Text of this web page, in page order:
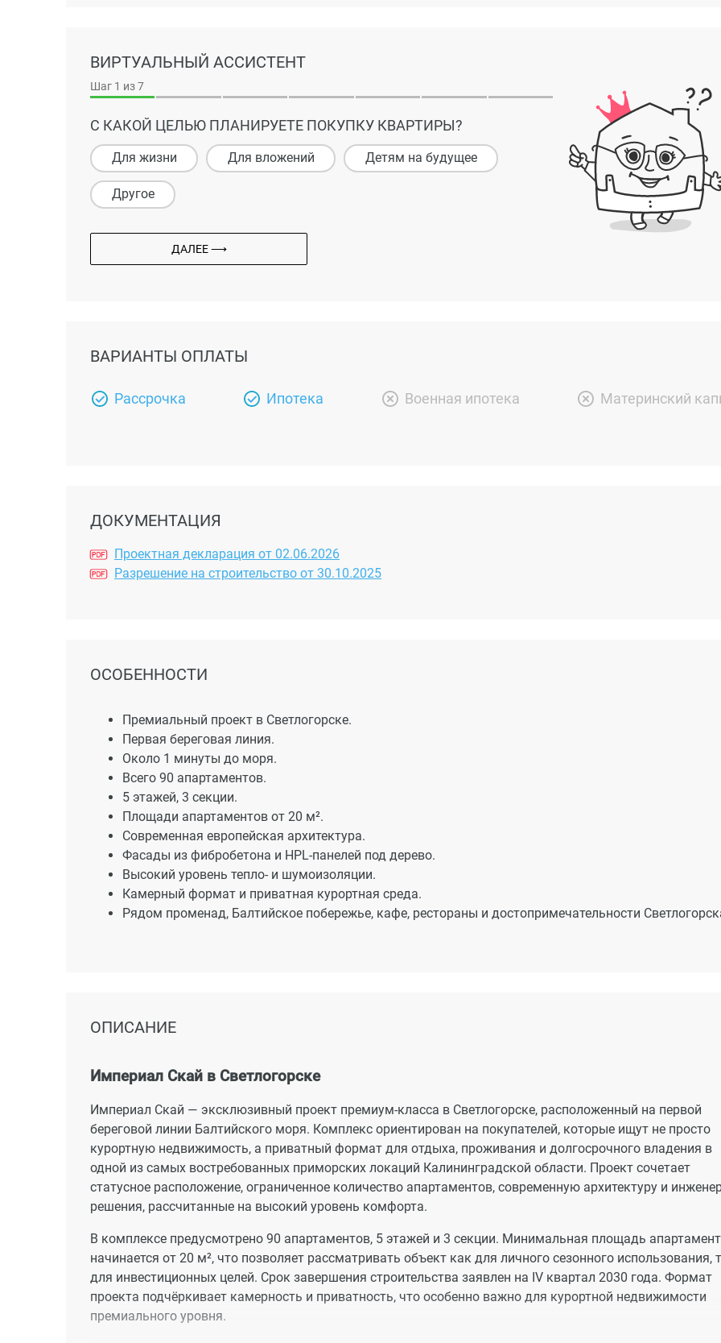
ВИРТУАЛЬНЫЙ АССИСТЕНТ
Шаг 1 из 7
С КАКОЙ ЦЕЛЬЮ ПЛАНИРУЕТЕ ПОКУПКУ КВАРТИРЫ?
Для жизни Для вложений Детям на будущее
Другое
ДАЛЕЕ ⟶
ВАРИАНТЫ ОПЛАТЫ
Рассрочка Ипотека Военная ипотека Материнский
ДОКУМЕНТАЦИЯ
Проектная декларация от 02.06.2026
Разрешение на строительство от 30.10.2025
ОСОБЕННОСТИ
Премиальный проект в Светлогорске.
Первая береговая линия.
Около 1 минуты до моря.
Всего 90 апартаментов.
5 этажей, 3 секции.
Площади апартаментов от 20 м².
Современная европейская архитектура.
Фасады из фибробетона и HPL-панелей под дерево.
Высокий уровень тепло- и шумоизоляции.
Камерный формат и приватная курортная среда.
Рядом променад, Балтийское побережье, кафе, рестораны и достопримечательности
ОПИСАНИЕ
Империал Скай в Светлогорске
Империал Скай — эксклюзивный проект премиум-класса в Светлогорске, расположенный на первой
береговой линии Балтийского моря. Комплекс ориентирован на покупателей, которые ищут не просто
курортную недвижимость, а приватный формат для отдыха, проживания и долгосрочного владения в
одной из самых востребованных приморских локаций Калининградской области. Проект сочетает
статусное расположение, ограниченное количество апартаментов, современную архитектуру и
решения, рассчитанные на высокий уровень комфорта.
В комплексе предусмотрено 90 апартаментов, 5 этажей и 3 секции. Минимальная площадь
начинается от 20 м², что позволяет рассматривать объект как для личного сезонного использования,
для инвестиционных целей. Срок завершения строительства заявлен на IV квартал 2030 года. Формат
проекта подчёркивает камерность и приватность, что особенно важно для курортной недвижимости
премиального уровня.